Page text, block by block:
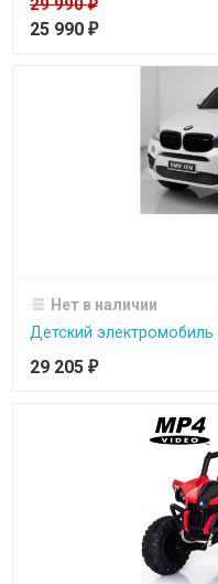
₽
25 990 ₽
Нет в наличии
Детский
29 205 ₽